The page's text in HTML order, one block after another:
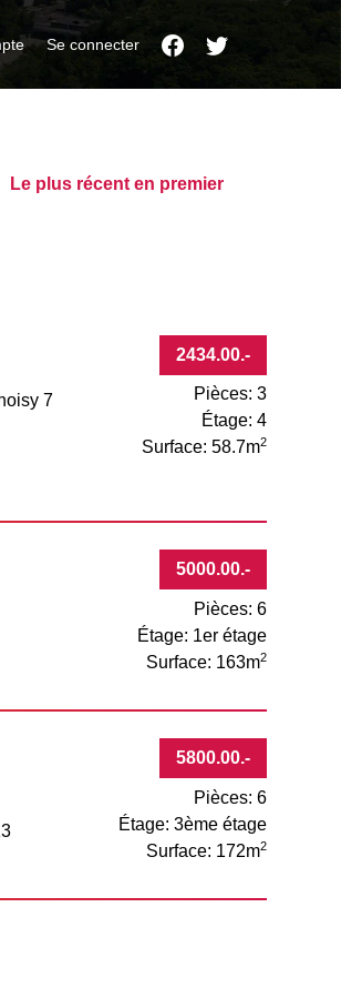
Se connecter
2434.00.-
7
Pièces: 3
Étage: 4
Surface: 58.7m2
5000.00.-
Pièces: 6
Étage: 1er étage
Surface: 163m2
5800.00.-
Pièces: 6
Étage: 3ème étage
Surface: 172m2